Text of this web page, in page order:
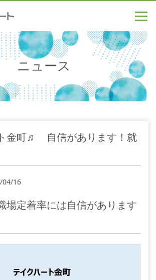
ニュース
金町♬ 自信があります！就
04/16
場定着率には自信があります